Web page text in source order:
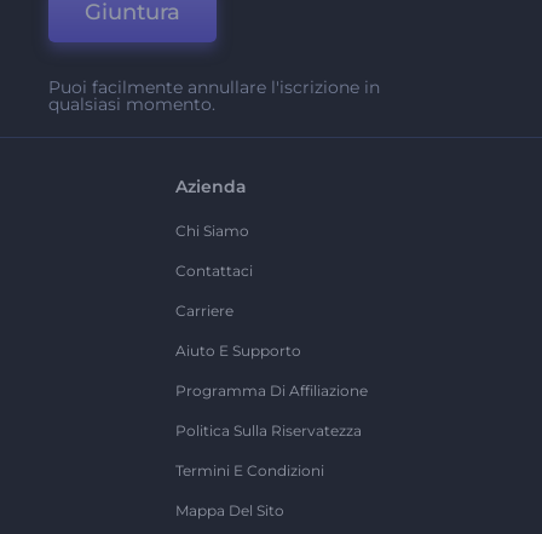
Giuntura
Puoi facilmente annullare l'iscrizione in
qualsiasi momento.
Azienda
Chi Siamo
Contattaci
Carriere
Aiuto E Supporto
Programma Di Affiliazione
Politica Sulla Riservatezza
Termini E Condizioni
Mappa Del Sito